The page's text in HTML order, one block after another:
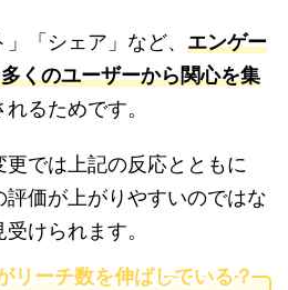
「シェア」など、 エンゲー
くのユーザーから関心を集
れるためです。
では上記の反応とともに
評価が上がりやすいのではな
けられます。
リーチ数を伸ばしている？